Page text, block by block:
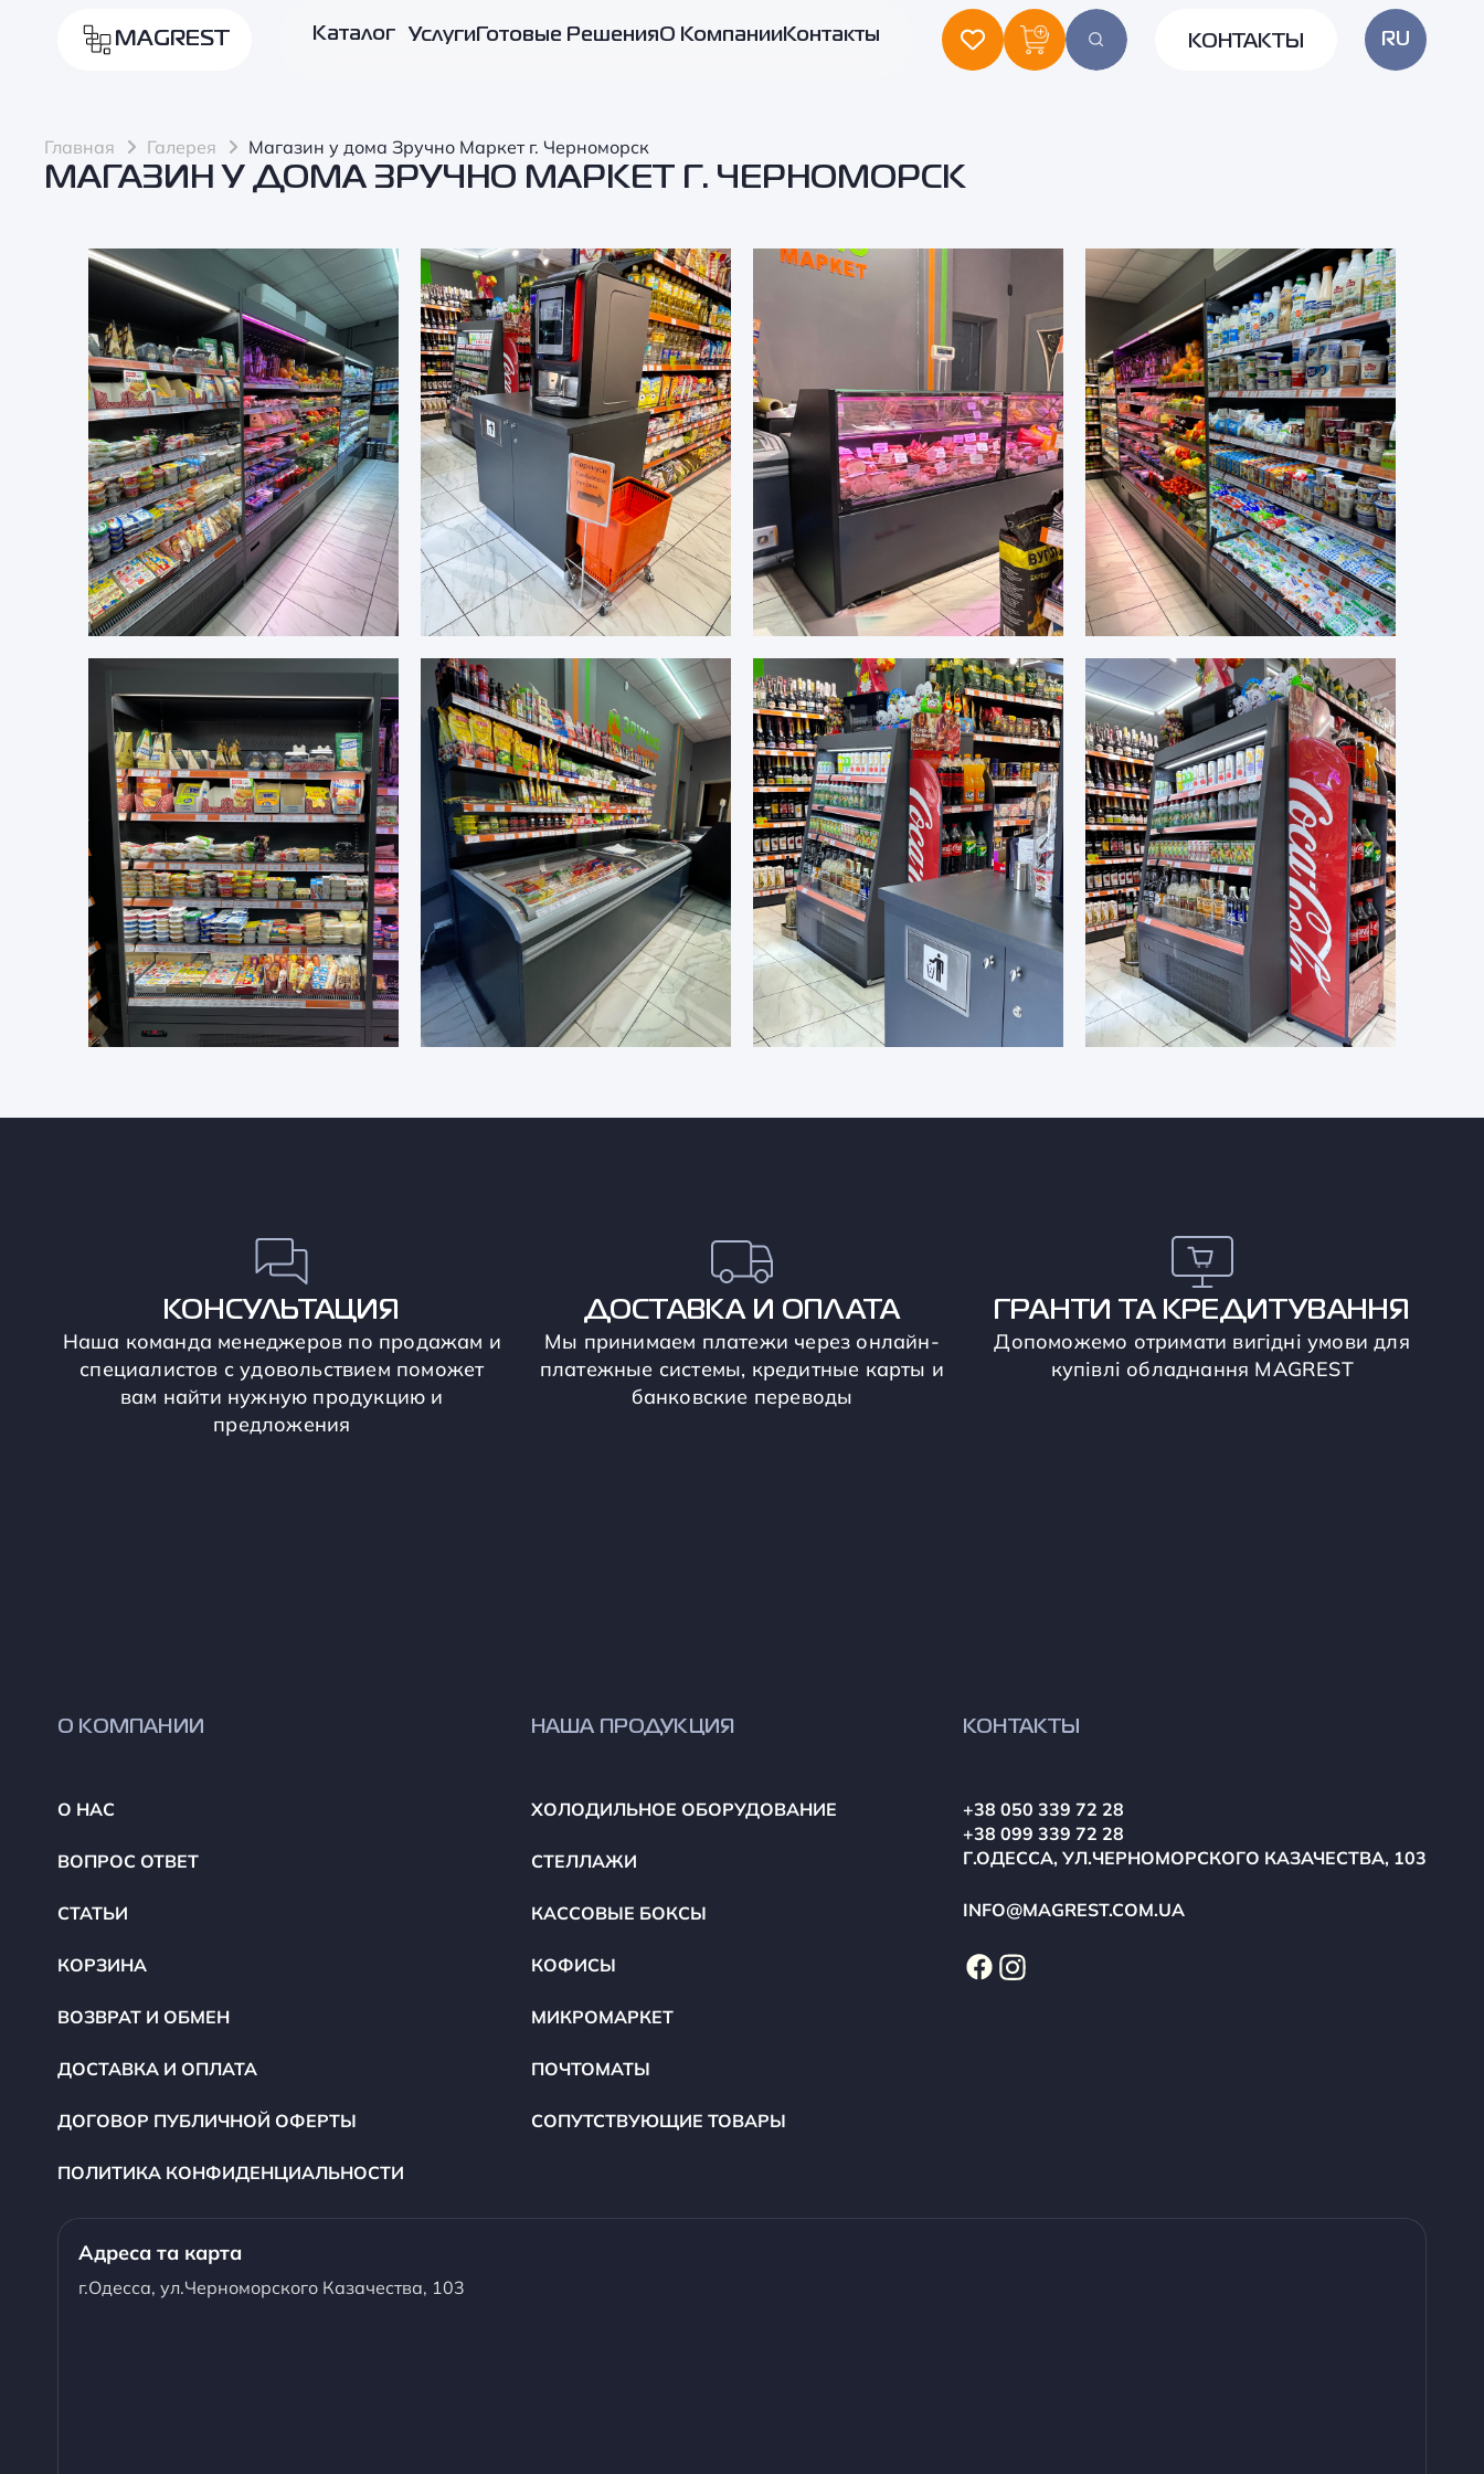
MAGREST Каталог Услуги Готовые РешенияО Компании Контакты КОНТАКТЫ RU
Главная Галерея Магазин у дома Зручно Маркет г. Черноморск
МАГАЗИН У ДОМА ЗРУЧНО МАРКЕТ Г. ЧЕРНОМОРСК
КОНСУЛЬТАЦИЯ
Наша команда менеджеров по продажам и
специалистов с удовольствием поможет
вам найти нужную продукцию и
предложения
ДОСТАВКА И ОПЛАТА
Мы принимаем платежи через онлайн-
платежные системы, кредитные карты и
банковские переводы
ГРАНТИ ТА КРЕДИТУВАННЯ
Допоможемо отримати вигідні умови для
купівлі обладнання MAGREST
О КОМПАНИИ
О НАС
ВОПРОС ОТВЕТ
СТАТЬИ
КОРЗИНА
ВОЗВРАТ И ОБМЕН
ДОСТАВКА И ОПЛАТА
ДОГОВОР ПУБЛИЧНОЙ ОФЕРТЫ
ПОЛИТИКА КОНФИДЕНЦИАЛЬНОСТИ
НАША ПРОДУКЦИЯ
ХОЛОДИЛЬНОЕ ОБОРУДОВАНИЕ
СТЕЛЛАЖИ
КАССОВЫЕ БОКСЫ
КОФИСЫ
МИКРОМАРКЕТ
ПОЧТОМАТЫ
СОПУТСТВУЮЩИЕ ТОВАРЫ
КОНТАКТЫ
+38 050 339 72 28
+38 099 339 72 28
Г.ОДЕССА, УЛ.ЧЕРНОМОРСКОГО КАЗАЧЕСТВА, 103
INFO@MAGREST.COM.UA
Адреса та карта
г.Одесса, ул.Черноморского Казачества, 103